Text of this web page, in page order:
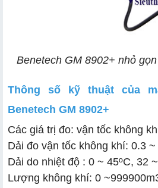
Benetech GM 8902+ nhỏ
Thông số kỹ thuật của
Benetech GM 8902+
Các giá trị đo: vận tốc không
Dải đo vận tốc không khí: 0.3 ~
Dải do nhiệt độ : 0 ~ 45ºC, 32
Lượng không khí: 0